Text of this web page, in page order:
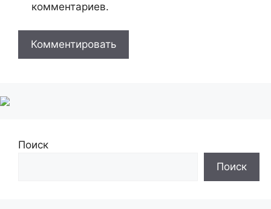
комментариев.
Поиск
Поиск